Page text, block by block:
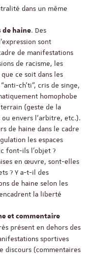
dans un même
de haine. Des
sont
de manifestations
de racisme, les
ce soit dans les
ch’ti”, cris de singe,
homophobe
(geste de la
envers l’arbitre, etc.).
de haine dans le cadre
les espaces
font-ils l’objet ?
en œuvre, sont-elles
? Y a-t-il des
de haine selon les
la liberté
et commentaire
présent en dehors des
sportives
discours (commentaires